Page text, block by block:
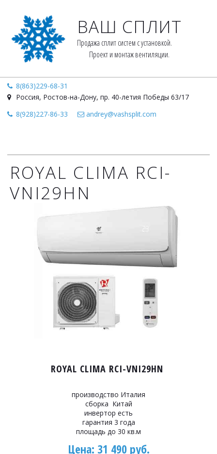
ВАШ СПЛИТ
Продажа сплит систем с установкой.
Проект и монтаж вентиляции.
8(863)229-68-31
Россия, Ростов-на-Дону, пр. 40-летия Победы 63/17
8(928)227-86-33
andrey@vashsplit.com
ROYAL CLIMA RCI-
VNI29HN
ROYAL CLIMA RCI-VNI29HN
производство Италия
сборка Китай
инвертор есть
гарантия 3 года
площадь до 30 кв.м
Цена: 31 490 руб.